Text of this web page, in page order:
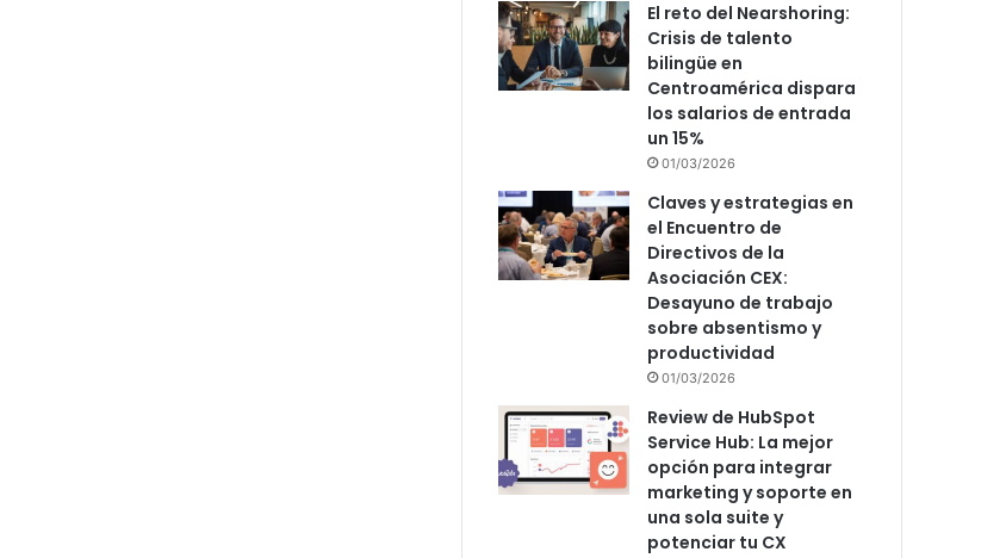
El reto del Nearshoring:
Crisis de talento
bilingüe en
Centroamérica dispara
los salarios de entrada
un 15%
01/03/2026
Claves y estrategias en
el Encuentro de
Directivos de la
Asociación CEX:
Desayuno de trabajo
sobre absentismo y
productividad
01/03/2026
Review de HubSpot
Service Hub: La mejor
opción para integrar
marketing y soporte en
una sola suite y
potenciar tu CX